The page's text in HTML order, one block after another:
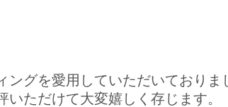
グを愛用していただいておりま
ただけて大変嬉しく存じます。